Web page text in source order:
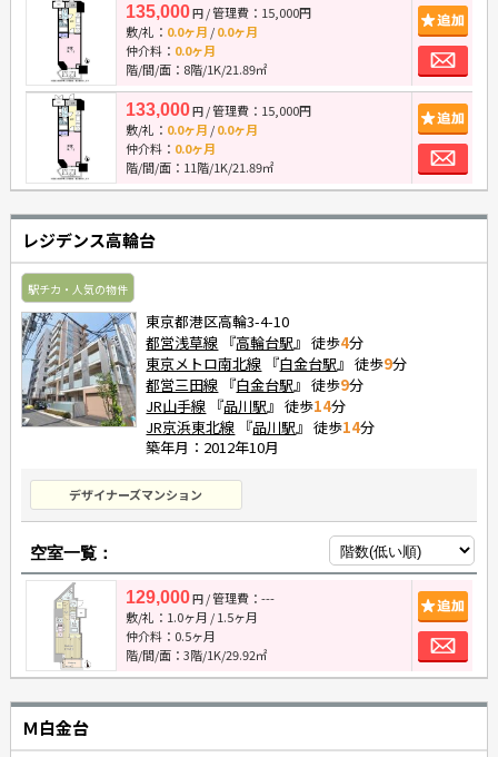
135,000円/ 管理費：15,000円
敷/礼： 0.0ヶ月 /0.0ヶ月
仲介料： 0.0ヶ月
階/間/面：8階/1K/21.89㎡
追
お
133,000円/ 管理費：15,000円
敷/礼： 0.0ヶ月 /0.0ヶ月
仲介料： 0.0ヶ月
階/間/面：11階/1K/21.89㎡
追
お
レジデンス高輪台
駅チカ・人気の物件
東京都港区高輪3-4-10
都営浅草線 『高輪台駅 』 徒歩4分
東京メトロ南北線 『白金台駅 』 徒歩9分
都営三田線 『白金台駅 』 徒歩9分
JR山手線 『品川駅 』 徒歩14分
JR京浜東北線 『品川駅 』 徒歩14分
築年月：2012年10月
デザイナーズマンション
空室一覧：
129,000円/ 管理費：---
敷/礼： 1.0ヶ月 /1.5ヶ月
仲介料： 0.5ヶ月
階/間/面：3階/1K/29.92㎡
追
お
Ｍ白金台